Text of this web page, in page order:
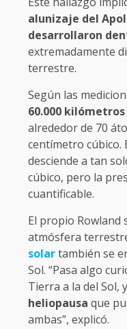
alunizaje del
desarrollaron
extremadamente
terrestre.
Según las
60.000
alrededor de 70
centímetro cúbico.
desciende a tan
cúbico, pero la
cuantificable.
El propio Rowland
atmósfera
solartambién se
Sol. “Pasa algo
Tierra a la del Sol, y
heliopausa que
ambas”, explicó.